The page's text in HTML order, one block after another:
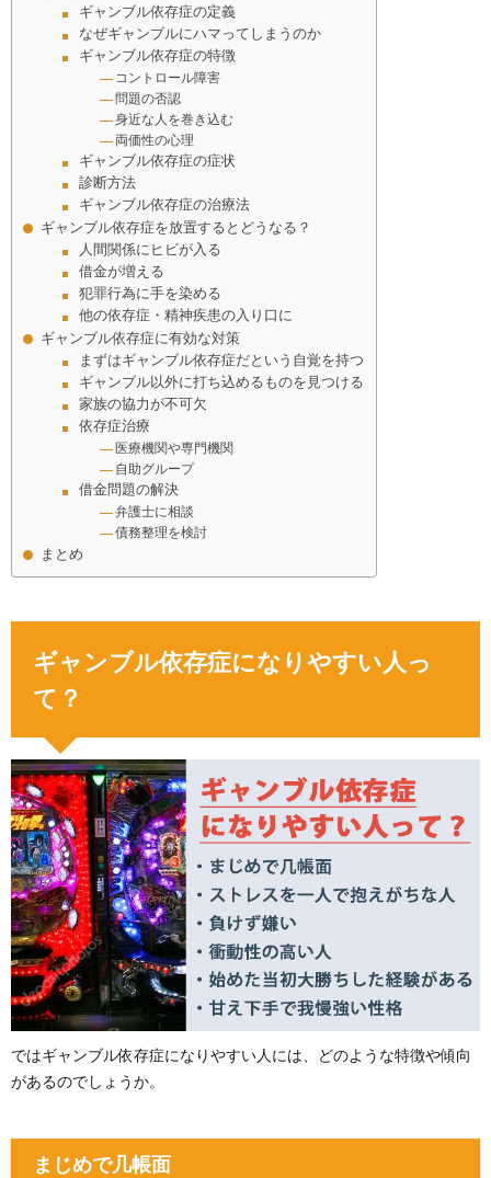
ギャンブル依存症の定義
なぜギャンブルにハマってしまうのか
ギャンブル依存症の特徴
コントロール障害
問題の否認
身近な人を巻き込む
両価性の心理
ギャンブル依存症の症状
診断方法
ギャンブル依存症の治療法
ギャンブル依存症を放置するとどうなる？
人間関係にヒビが入る
借金が増える
犯罪行為に手を染める
他の依存症・精神疾患の入り口に
ギャンブル依存症に有効な対策
まずはギャンブル依存症だという自覚を持つ
ギャンブル以外に打ち込めるものを見つける
家族の協力が不可欠
依存症治療
医療機関や専門機関
自助グループ
借金問題の解決
弁護士に相談
債務整理を検討
まとめ
ギャンブル依存症になりやすい人っ
て？
ではギャンブル依存症になりやすい人には、どのような特徴や傾向
があるのでしょうか。
まじめで几帳面